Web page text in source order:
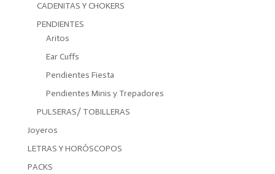
CADENITAS Y CHOKERS
PENDIENTES
Aritos
Ear Cuffs
Pendientes Fiesta
Pendientes Minis y Trepadores
PULSERAS/ TOBILLERAS
Joyeros
LETRAS Y HORÓSCOPOS
PACKS